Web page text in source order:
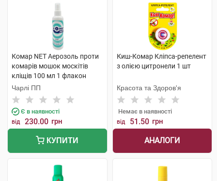
Комар NET Аерозоль проти
комарів мошок москітів
кліщів 100 мл 1 флакон
Чарлі ПП
Є в наявності
від 230.00 грн
КУПИТИ
Киш-Комар Кліпса-репелент
з олією цитронели 1 шт
Красота та Здоров'я
Немає в наявності
від 51.50 грн
АНАЛОГИ